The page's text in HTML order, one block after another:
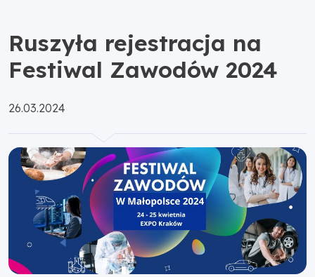
Ruszyła rejestracja na
Festiwal Zawodów 2024
Opublikowano:
26.03.2024